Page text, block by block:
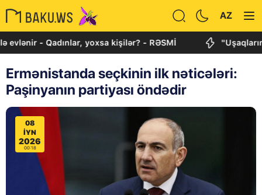
AZ
- Qadınlar, yoxsa kişilər? - RƏSMİ "Uşaqlarımızı
Ermənistanda seçkinin ilk nəticələri:
Paşinyanın partiyası öndədir
08
IYN
2026
00:18